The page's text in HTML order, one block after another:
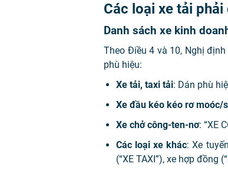
Các loại xe tải
Danh sách xe kinh
Theo Điều 4 và 10, Nghị
phù hiệu:
Xe tải, taxi tải: Dán phù
Xe đầu kéo kéo rơ moóc/
Xe chở công-ten-nơ: “XE
Các loại xe khác: Xe
(“XE TAXI”), xe hợp đồng